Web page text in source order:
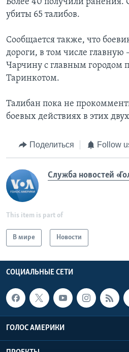
Более 40 получили ранения.
убиты 65 талибов.
Сообщается также, что
дороги, в том числе
Чарчину с главным городом
Таринкотом.
Талибан пока не
боевых действиях в этих
Поделиться Follow
Служба новостей
This item is part of
В мире Новости
СОЦИАЛЬНЫЕ СЕТИ
ГОЛОС АМЕРИКИ